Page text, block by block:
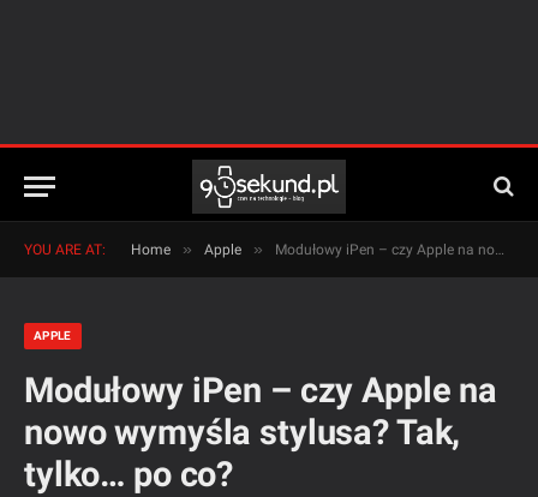
YOU ARE AT: Home » Apple » Modułowy iPen – czy Apple na nowo wymyśla stylusa? Tak, tylko… po co?
APPLE
Modułowy iPen – czy Apple na
nowo wymyśla stylusa? Tak,
tylko… po co?